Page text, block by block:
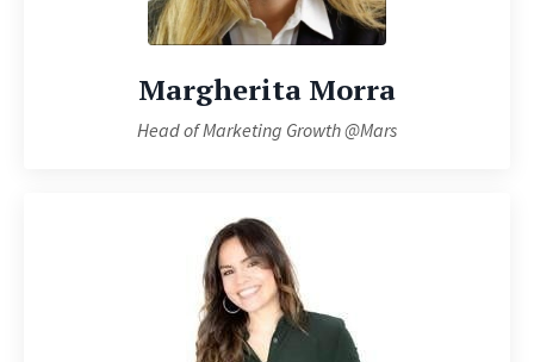
Margherita Morra
Head of Marketing Growth @Mars